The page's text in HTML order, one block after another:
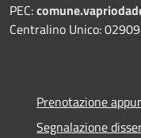
PEC:
Centralino Unico:
Prenotazione
Segnalazione